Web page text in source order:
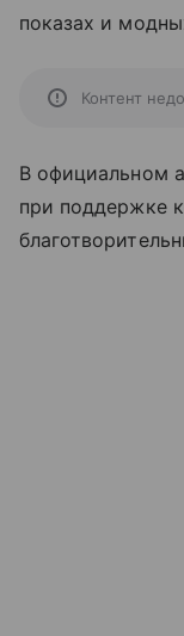
показах и
Контент
В официальном
при поддержке